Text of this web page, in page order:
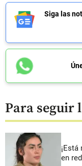
Siga las
Para seguir
en